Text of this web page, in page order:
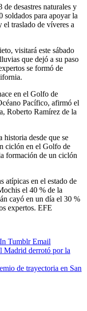
desastres naturales y
soldados para apoyar la
el traslado de víveres a
visitará este sábado
que dejó a su paso
se formó de
en el Golfo de
Pacífico, afirmó el
Roberto Ramírez de la
historia desde que se
ciclón en el Golfo de
formación de un ciclón
en el estado de
el 40 % de la
cayó en un día el 30 %
expertos. EFE
Tumblr Email
Madrid derrotó por la
de trayectoria en San